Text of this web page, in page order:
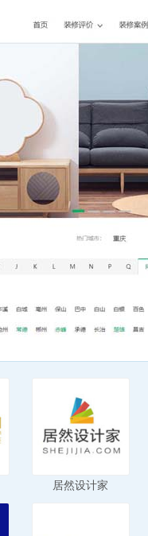
居然设计家